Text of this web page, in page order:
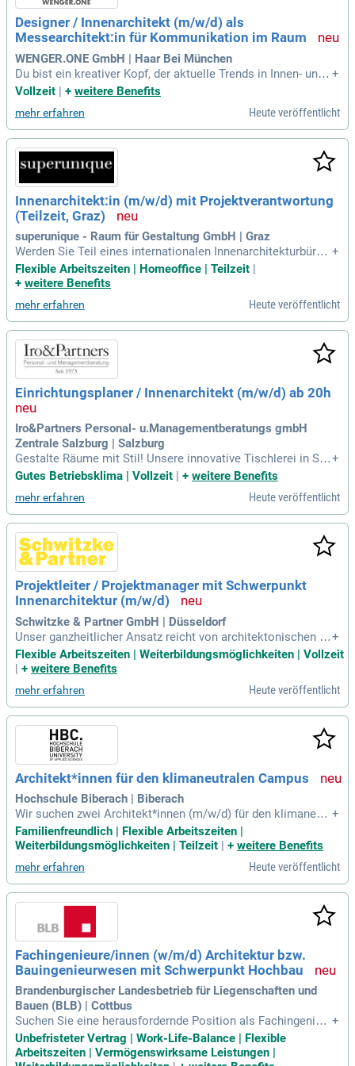
traktiven Arbeitsplatz in einem mehrfach ausgezeichneten E
inrichtungshaus mit namhaften Kunden. Freue dich auf vielf
ältige Weiterbildungsmöglichkeiten und attraktive Mitarbeit
errabatte für erstklassige Kollektionen!
Designer / Innenarchitekt (m/w/d) als
Messearchitekt:in für Kommunikation im Raum
WENGER.ONE GmbH | Haar Bei München
Du bist ein kreativer Kopf, der aktuelle Trends in Innen- und
Messearchitektur geschickt in innovative Entwürfe integrier
n der ersten Idee bis zur finalen Umsetzung. Deine Kommuni
kationsstärke macht dich zum perfekten Teamplayer, der de
n kreativen Workflow anregt und den Ablauf effizient organi
siert. Gemeinsam mit 35 Spezialisten aus Innenarchitektur,
Design, Projektmanagement und Kommunikation realisierst
du beeindruckende Messestände und Markenräume. Zu dein
en namhaften Kunden gehören internationale Unternehmen
wie Nokia und Haier. Dein Engagement für kreative Lösunge
n und der direkte Austausch im Team fördern die Entstehun
g erstklassiger Ideen.
+
Vollzeit | + weitere Benefits
mehr erfahren Heute veröffentlicht
Innenarchitekt:in (m/w/d) mit Projektverantwortung
(Teilzeit, Graz)
superunique - Raum für Gestaltung GmbH | Graz
Werden Sie Teil eines internationalen Innenarchitekturbüros
im Herzen von Graz! Gestalten Sie mit unserem kreativen Te
am exklusive Projekte und bringen Sie Ihr Talent für Design
t ein.
+
Flexible Arbeitszeiten | Homeoffice | Teilzeit |
+ weitere Benefits
mehr erfahren Heute veröffentlicht
Einrichtungsplaner / Innenarchitekt (m/w/d) ab 20h
Iro&Partners Personal- u.Managementberatungs gmbH
Zentrale Salzburg | Salzburg
Gestalte Räume mit Stil! Unsere innovative Tischlerei in Sal
zburg sucht einen kreativen Einrichtungsplaner/Innenarchite
rfolgreichen Teams und setze designorientierte Projekte u
m!
+
Gutes Betriebsklima | Vollzeit
+ weitere Benefits
mehr erfahren Heute veröffentlicht
Projektleiter / Projektmanager mit Schwerpunkt
Innenarchitektur (m/w/d)
Schwitzke & Partner GmbH | Düsseldorf
Unser ganzheitlicher Ansatz reicht von architektonischen H
ochbau- und städtebaulichen Konzepten über Innenarchitekt
ur bis hin zur Umsetzung von Projekten in den Bereichen Ret
+
Flexible Arbeitszeiten | Weiterbildungsmöglichkeiten | Vollzeit
| + weitere Benefits
mehr erfahren Heute veröffentlicht
Architekt*innen für den klimaneutralen Campus
Hochschule Biberach | Biberach
Wir suchen zwei Architekt*innen (m/w/d) für den klimaneutr
alen Campus in Baden-Württemberg: eine Position in Vollzei
t und eine in Teilzeit (50%). Gestalten Sie mit uns moderne u
nd nachhaltige Räume, die den ersten klimaneutralen Camp
us des Landes prägen. Ihre Aufgaben umfassen die Sanieru
ng von Hochschulgebäuden sowie die Umgestaltung zu inn
ovativen Lernumgebungen. Begleiten Sie spannende Hochs
chulbauprojekte aus der Nutzer*innenperspektive bis zur fin
alen Umsetzung. Koordinieren Sie Schnittstellen und steuer
n Sie den Hochschulbetrieb während der Bauphasen. Verwir
klichen Sie Ihre Ideen und tragen Sie zur Schaffung funktion
aler und lebendiger Räume für Studium und Forschung bei!
+
Familienfreundlich | Flexible Arbeitszeiten |
Weiterbildungsmöglichkeiten | Teilzeit | + weitere Benefits
mehr erfahren Heute veröffentlicht
Fachingenieure/innen (w/m/d) Architektur bzw.
Bauingenieurwesen mit Schwerpunkt Hochbau
Brandenburgischer Landesbetrieb für Liegenschaften und
Bauen (BLB) | Cottbus
Suchen Sie eine herausfordernde Position als Fachingenieu
r/in (w/m/d) im Bereich Architektur oder Bauingenieurwese
n? In dieser Rolle übernehmen Sie die fachaufsichtliche Ver
+
Unbefristeter Vertrag | Work-Life-Balance | Flexible
Arbeitszeiten | Vermögenswirksame Leistungen |